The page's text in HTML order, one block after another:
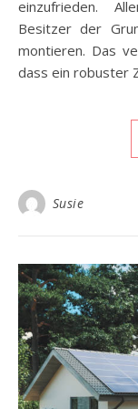
einzufrieden.
Besitzer der
montieren. Das
dass ein robuster
Susie